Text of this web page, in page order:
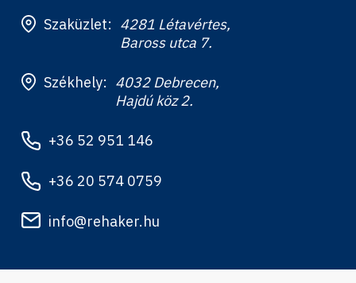
Szaküzlet: 4281 Létavértes,
Baross utca 7.
Székhely: 4032 Debrecen,
Hajdú köz 2.
+36 52 951 146
+36 20 574 0759
info@rehaker.hu